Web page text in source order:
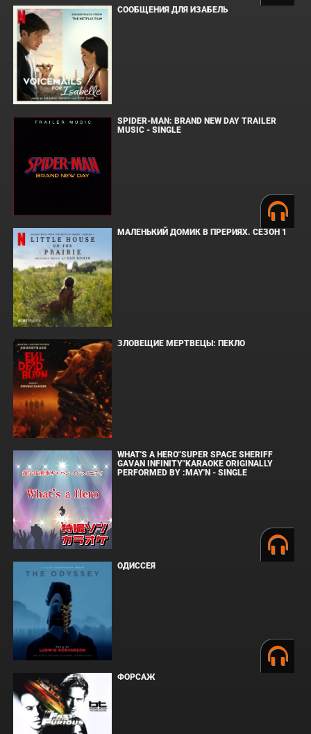
СООБЩЕНИЯ ДЛЯ ИЗАБЕЛЬ
SPIDER-MAN: BRAND NEW DAY TRAILER
MUSIC - SINGLE
МАЛЕНЬКИЙ ДОМИК В ПРЕРИЯХ. СЕЗОН 1
ЗЛОВЕЩИЕ МЕРТВЕЦЫ: ПЕКЛО
WHAT'S A HERO"SUPER SPACE SHERIFF
GAVAN INFINITY"KARAOKE ORIGINALLY
PERFORMED BY :MAY'N - SINGLE
ОДИССЕЯ
ФОРСАЖ